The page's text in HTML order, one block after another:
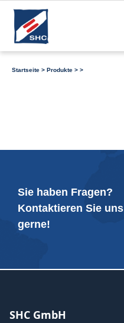
Startseite > Produkte > >
Sie haben Fragen?
Kontaktieren Sie uns
gerne!
SHC GmbH